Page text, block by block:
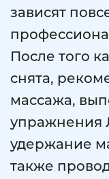
зависят
После того
снята,
массажа,
упражнения
удержание
также